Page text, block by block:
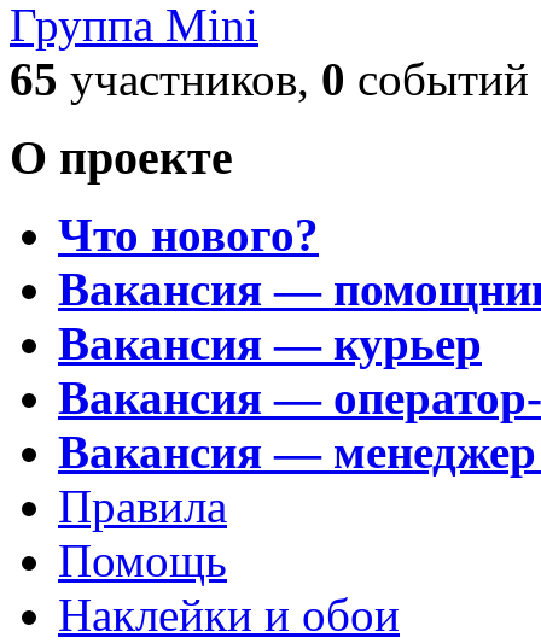
Группа Mini
65 участников, 0 событий
О проекте
Что нового?
Вакансия —
Вакансия — курьер
Вакансия —
Вакансия —
Правила
Помощь
Наклейки и обои